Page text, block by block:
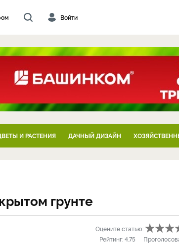
Войти
И РАСТЕНИЯ ДАЧНЫЙ ДИЗАЙН
грунте
Оцените статью:
Рейтинг:4.75